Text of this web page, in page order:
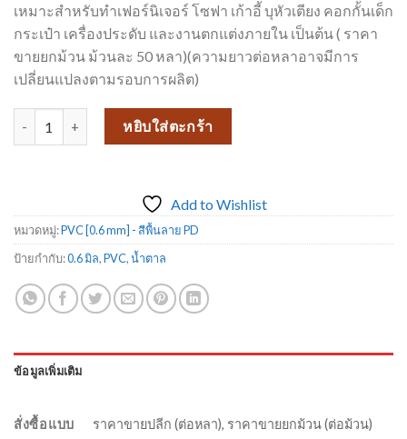
เหมาะสำหรับทำเฟอร์นิเจอร์ โซฟา เก้าอี้ บุหัวเตียง คอกกั้นเด็ก
กระเป๋า เครื่องประดับ และงานตกแต่งภายใน เป็นต้น ( ราคา
ขายยกม้วน ม้วนละ 50 หลา)(ความยาวต่อหลาอาจมีการ
เปลี่ยนแปลงตามรอบการผลิต)
จำนวน หนังเทียมPVC งานเฟอร์นิเจอร์ ขายดีมาก หนังเทียม_PD838 ชิ้น
หยิบใส่ตะกร้า
Add to Wishlist
หมวดหมู่:PVC [0.6 mm] - สีพื้นลาย PD
ป้ายกำกับ:0.6 มิล,PVC,น้ำตาล
ข้อมูลเพิ่มเติม
สั่งซื้อแบบ ราคาขายปลีก (ต่อหลา), ราคาขายยกม้วน (ต่อม้วน)